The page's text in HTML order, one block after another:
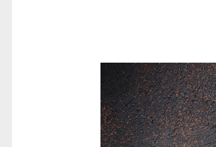
Weihnachtszeit
–
Geschenkezeit